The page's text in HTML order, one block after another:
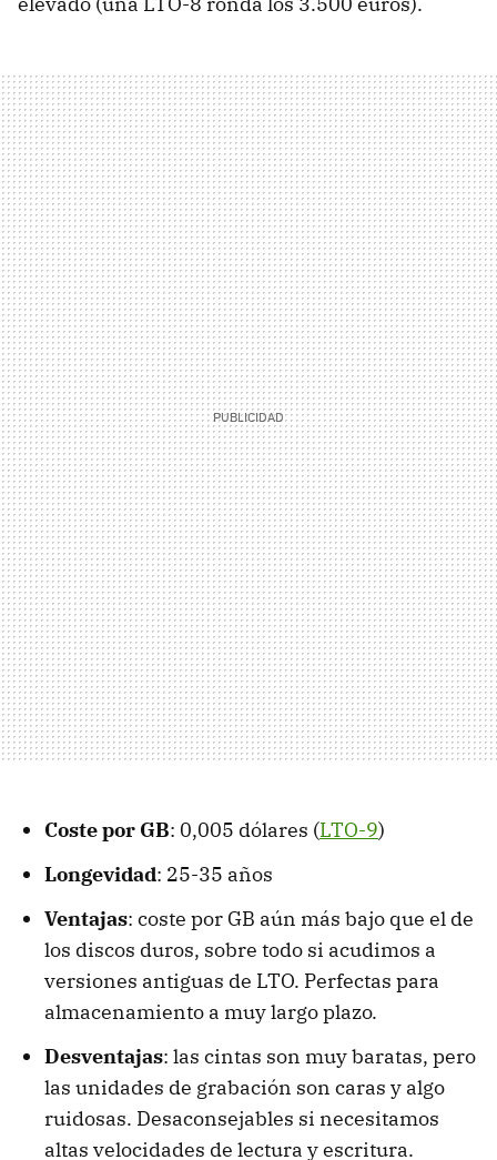
Coste por GB: 0,005 dólares (LTO-9)
Longevidad: 25-35 años
Ventajas: coste por GB aún más bajo que el de
los discos duros, sobre todo si acudimos a
versiones antiguas de LTO. Perfectas para
almacenamiento a muy largo plazo.
Desventajas: las cintas son muy baratas, pero
las unidades de grabación son caras y algo
ruidosas. Desaconsejables si necesitamos
altas velocidades de lectura y escritura.